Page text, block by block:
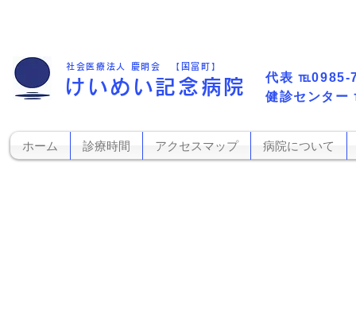
​健診センター
社会医療法人 慶明会 【国富町】
けいめい記念病院 代表​ ℡0985-
ホーム 診療時間 アクセスマップ 病院について